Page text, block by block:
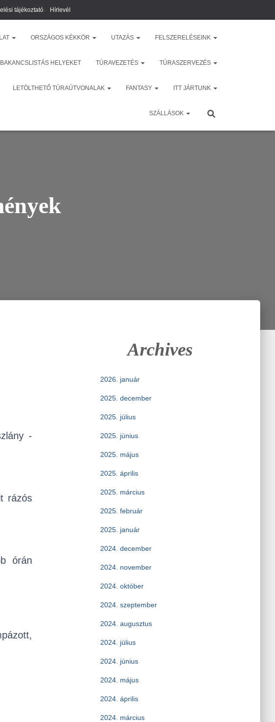
tájékoztató Hírlevél
ORSZÁGOS KÉKKÖR UTAZÁS FELSZERELÉSEINK
HELYEKET TÚRAVEZETÉS TÚRASZERVEZÉS
LETÖLTHETŐ TÚRAÚTVONALAK FANTASY ITT JÁRTUNK
SZÁLLÁSOK
-
rázós
órán
Archives
2026. január
2025. december
2025. július
2025. június
2025. május
2025. április
2025. március
2025. február
2025. január
2024. december
2024. november
2024. október
2024. szeptember
2024. augusztus
2024. július
2024. június
2024. május
2024. április
2024. március